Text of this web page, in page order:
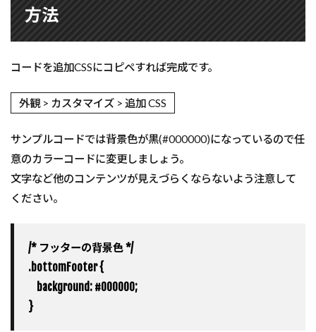
方法
コードを追加CSSにコピペすれば完成です。
外観 > カスタマイズ > 追加 CSS
サンプルコードでは背景色が黒(#000000)になっているので任
意のカラーコードに変更しましょう。
文字など他のコンテンツが見えづらくならないよう注意して
ください。
/* フッターの背景色 */
.bottomFooter {
    background: #000000;
}